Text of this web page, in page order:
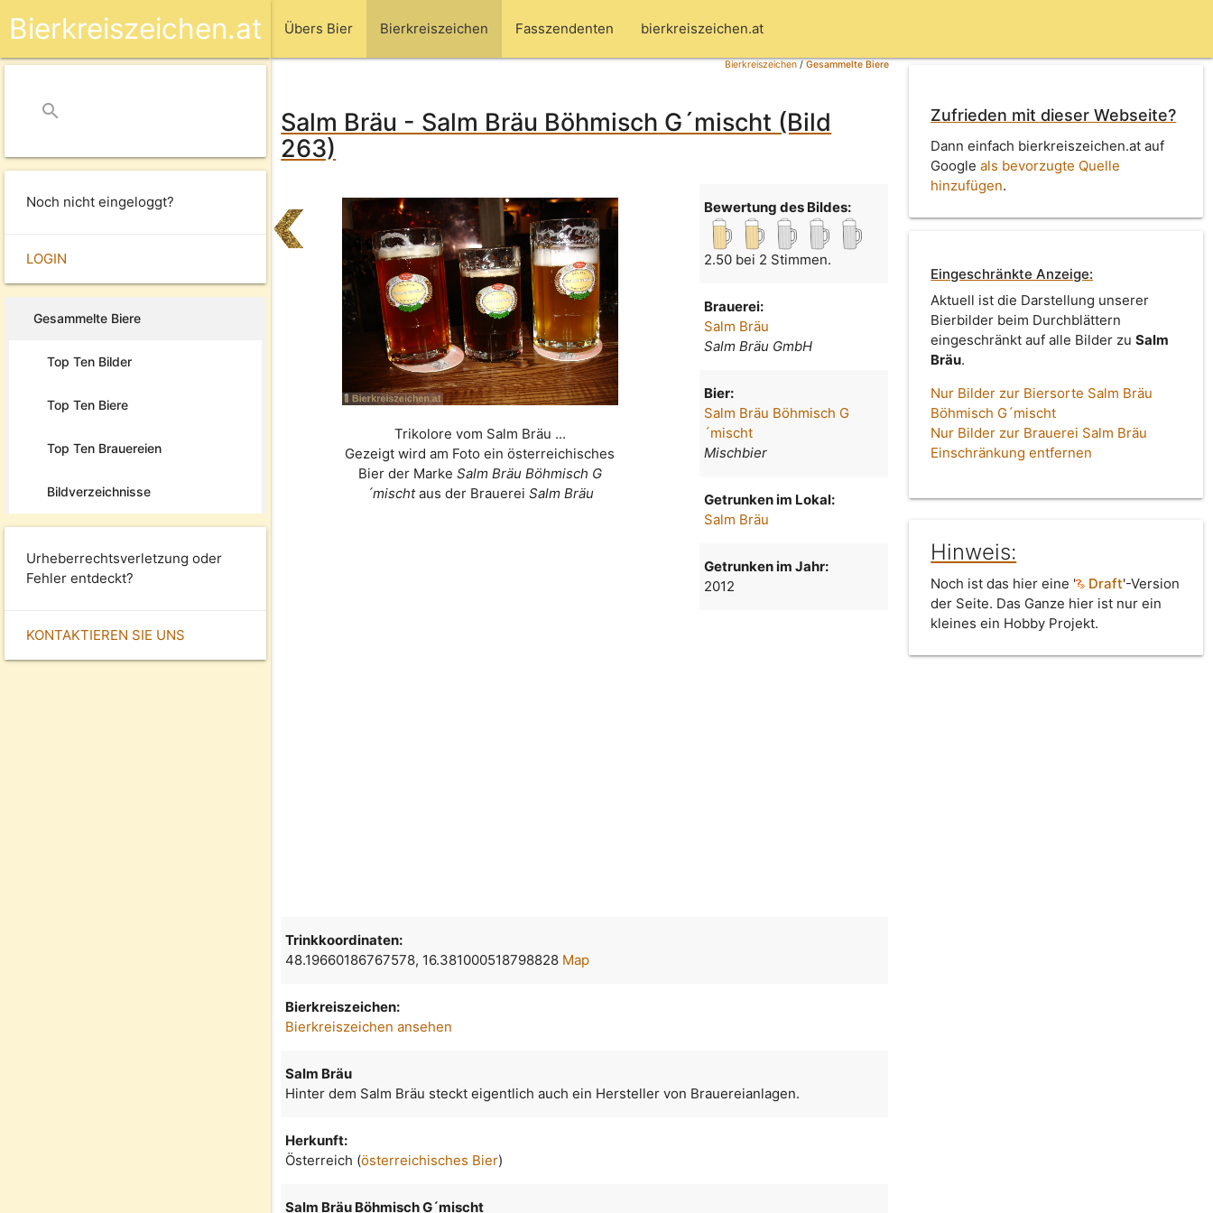
Übers Bier Bierkreiszeichen Fasszendenten bierkreiszeichen.at
Bierkreiszeichen.at
search
Noch nicht eingeloggt?
LOGIN
Gesammelte Biere
Top Ten Bilder
Top Ten Biere
Top Ten Brauereien
Bildverzeichnisse
Urheberrechtsverletzung oder
Fehler entdeckt?
KONTAKTIEREN SIE UNS
Bierkreiszeichen/Gesammelte Biere
Salm Bräu - Salm Bräu Böhmisch G´mischt (Bild
263)
Trikolore vom Salm Bräu ...
Gezeigt wird am Foto ein österreichisches
Bier der Marke Salm Bräu Böhmisch G
´mischtaus der Brauerei Salm Bräu
Bewertung des Bildes:
2.50 bei 2 Stimmen.
Brauerei:
Salm Bräu
Salm Bräu GmbH
Bier:
Salm Bräu Böhmisch G
´mischt
Mischbier
Getrunken im Lokal:
Salm Bräu
Getrunken im Jahr:
2012
Zufrieden mit dieser Webseite?
Dann einfach bierkreiszeichen.at auf
Googleals bevorzugte Quelle
hinzufügen.
Eingeschränkte Anzeige:
Aktuell ist die Darstellung unserer
Bierbilder beim Durchblättern
eingeschränkt auf alle Bilder zuSalm
Bräu.
Nur Bilder zur Biersorte Salm Bräu
Böhmisch G´mischt
Nur Bilder zur Brauerei Salm Bräu
Einschränkung entfernen
Hinweis:
Noch ist das hier eine ' Draft'-Version
der Seite. Das Ganze hier ist nur ein
kleines ein Hobby Projekt.
Trinkkoordinaten:
48.19660186767578, 16.381000518798828 Map
Bierkreiszeichen:
Bierkreiszeichen ansehen
Salm Bräu
Hinter dem Salm Bräu steckt eigentlich auch ein Hersteller von Brauereianlagen.
Herkunft:
Österreich (österreichisches Bier)
Salm Bräu Böhmisch G´mischt